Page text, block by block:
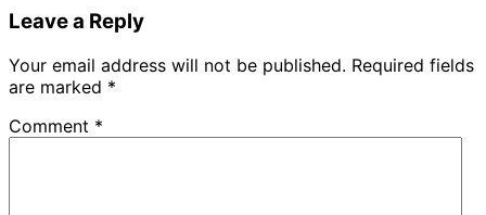
Leave a Reply
Your email address will not be published. Required fields
are marked *
Comment *